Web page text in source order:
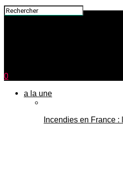
0
a la une
Incendies en France